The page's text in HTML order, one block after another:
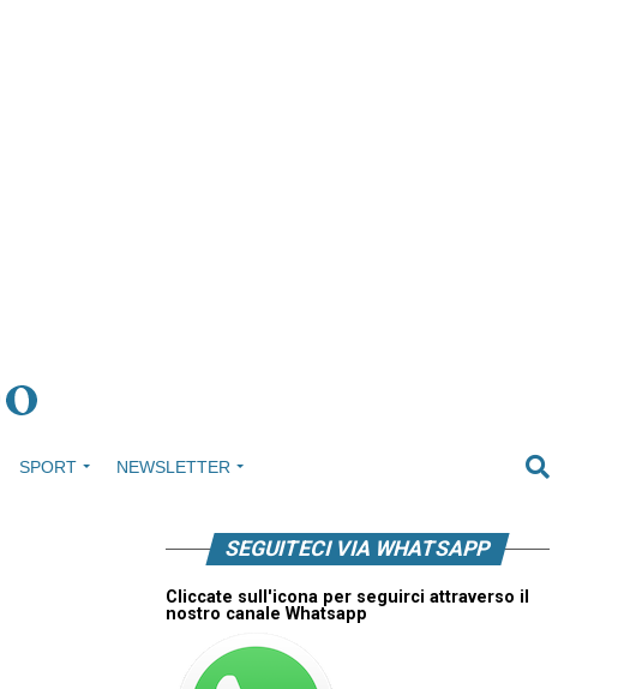
SPORT NEWSLETTER
SEGUITECI VIA WHATSAPP
Cliccate sull'icona per seguirci attraverso il
nostro canale Whatsapp